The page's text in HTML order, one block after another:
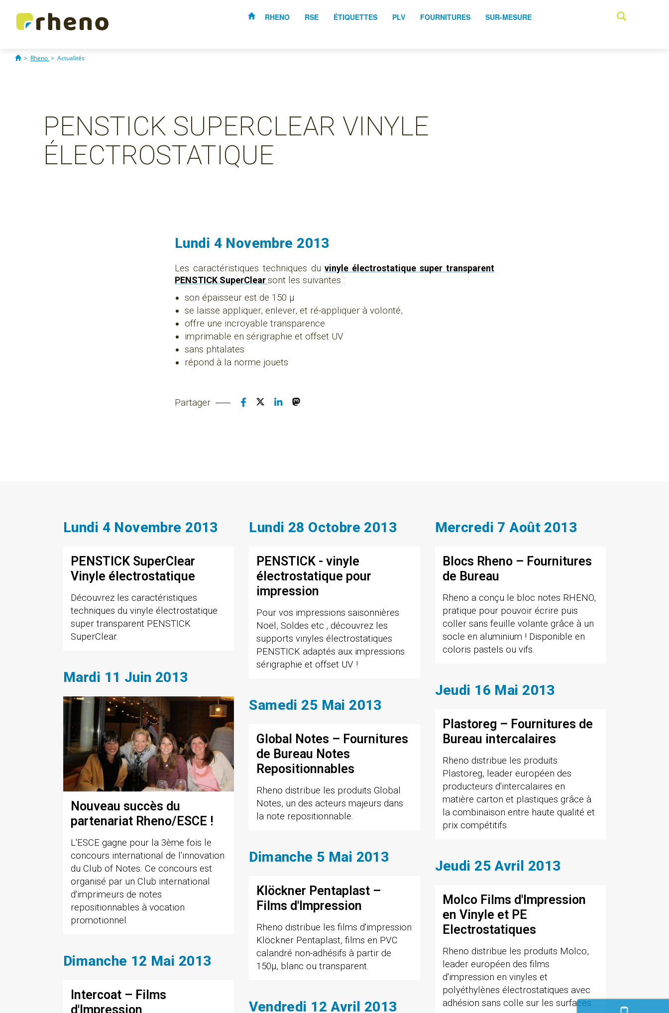
RHENO RSE ÉTIQUETTES PLV FOURNITURES SUR-MESURE
> Rheno > Actualités
PENSTICK SUPERCLEAR VINYLE
ÉLECTROSTATIQUE
Lundi 4 Novembre 2013
Les caractéristiques techniques duvinyle électrostatique super transparent
PENSTICK SuperClearsont les suivantes :
son épaisseur est de 150 µ
se laisse appliquer, enlever, et ré-appliquer à volonté,
offre une incroyable transparence
imprimable en sérigraphie et offset UV
sans phtalates
répond à la norme jouets
Partager
Lundi 4 Novembre 2013
PENSTICK SuperClear
Vinyle électrostatique
Découvrez les caractéristiques
techniques du vinyle électrostatique
super transparent PENSTICK
SuperClear.
Mardi 11 Juin 2013
Nouveau succès du
partenariat Rheno/ESCE !
L'ESCE gagne pour la 3ème fois le
concours international de l'innovation
du Club of Notes. Ce concours est
organisé par un Club international
d'imprimeurs de notes
repositionnables à vocation
promotionnel
Dimanche 12 Mai 2013
Intercoat – Films
d'Impression
Lundi 28 Octobre 2013
PENSTICK - vinyle
électrostatique pour
impression
Pour vos impressions saisonnières
Noël, Soldes etc., découvrez les
supports vinyles électrostatiques
PENSTICK adaptés aux impressions
sérigraphie et offset UV !
Samedi 25 Mai 2013
Global Notes – Fournitures
de Bureau Notes
Repositionnables
Rheno distribue les produits Global
Notes, un des acteurs majeurs dans
la note repositionnable.
Dimanche 5 Mai 2013
Klöckner Pentaplast –
Films d'Impression
Rheno distribue les films d'impression
Klöckner Pentaplast, films en PVC
calandré non-adhésifs à partir de
150µ, blanc ou transparent.
Vendredi 12 Avril 2013
Mercredi 7 Août 2013
Blocs Rheno – Fournitures
de Bureau
Rheno a conçu le bloc notes RHENO,
pratique pour pouvoir écrire puis
coller sans feuille volante grâce à un
socle en aluminium ! Disponible en
coloris pastels ou vifs.
Jeudi 16 Mai 2013
Plastoreg – Fournitures de
Bureau intercalaires
Rheno distribue les produits
Plastoreg, leader européen des
producteurs d'intercalaires en
matière carton et plastiques grâce à
la combinaison entre haute qualité et
prix compétitifs.
Jeudi 25 Avril 2013
Molco Films d'Impression
en Vinyle et PE
Electrostatiques
Rheno distribue les produits Molco,
leader européen des films
d'impression en vinyles et
polyéthylènes électrostatiques avec
adhésion sans colle sur les surfaces.